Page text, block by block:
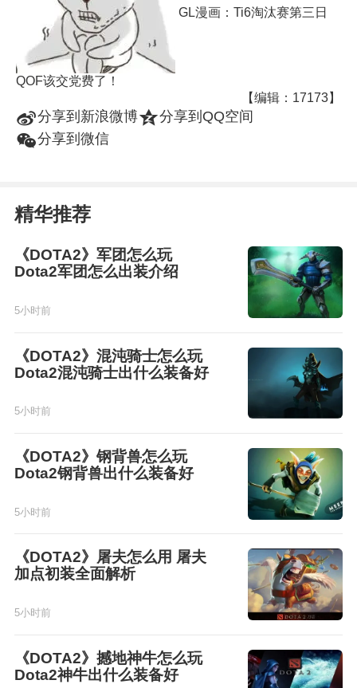
GL漫画：Ti6淘汰赛第三日
QOF该交党费了！
【编辑：17173】
t分享到新浪微博z分享到QQ空间
w分享到微信
精华推荐
《DOTA2》军团怎么玩
Dota2军团怎么出装介绍
5小时前
《DOTA2》混沌骑士怎么玩
Dota2混沌骑士出什么装备好
5小时前
《DOTA2》钢背兽怎么玩
Dota2钢背兽出什么装备好
5小时前
《DOTA2》屠夫怎么用 屠夫
加点初装全面解析
5小时前
《DOTA2》撼地神牛怎么玩
Dota2神牛出什么装备好